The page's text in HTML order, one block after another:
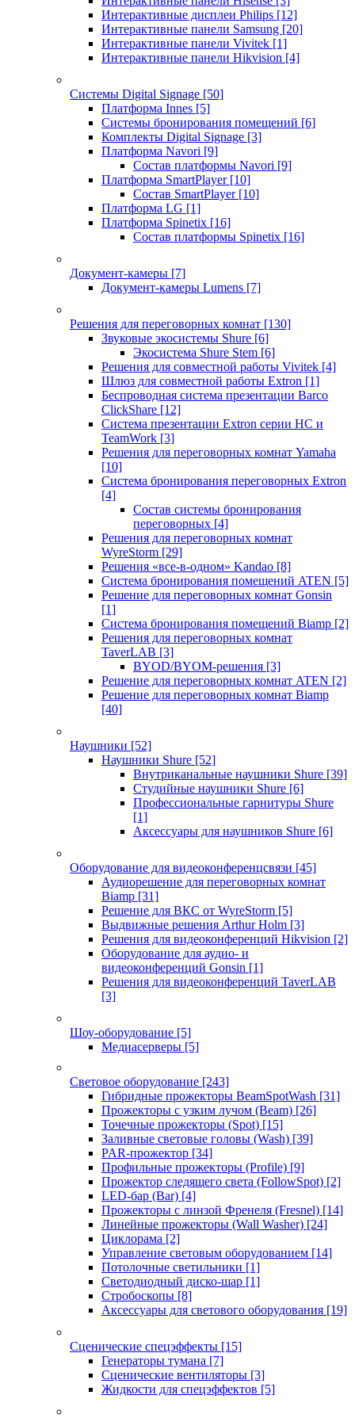
Интерактивные дисплеи Philips [12]
Интерактивные панели Samsung [20]
Интерактивные панели Vivitek [1]
Интерактивные панели Hikvision [4]
Системы Digital Signage [50]
Платформа Innes [5]
Системы бронирования помещений [6]
Комплекты Digital Signage [3]
Платформа Navori [9]
Состав платформы Navori [9]
Платформа SmartPlayer [10]
Состав SmartPlayer [10]
Платформа LG [1]
Платформа Spinetix [16]
Состав платформы Spinetix [16]
Документ-камеры [7]
Документ-камеры Lumens [7]
Решения для переговорных комнат [130]
Звуковые экосистемы Shure [6]
Экосистема Shure Stem [6]
Решения для совместной работы Vivitek [4]
Шлюз для совместной работы Extron [1]
Беспроводная система презентации Barco
ClickShare [12]
Система презентации Extron серии HC и
TeamWork [3]
Решения для переговорных комнат Yamaha
[10]
Система бронирования переговорных Extron
[4]
Состав системы бронирования
переговорных [4]
Решения для переговорных комнат
WyreStorm [29]
Решения «все-в-одном» Kandao [8]
Система бронирования помещений ATEN [5]
Решение для переговорных комнат Gonsin
[1]
Система бронирования помещений Biamp [2]
Решения для переговорных комнат
TaverLAB [3]
BYOD/BYOM-решения [3]
Решение для переговорных комнат ATEN [2]
Решение для переговорных комнат Biamp
[40]
Наушники [52]
Наушники Shure [52]
Внутриканальные наушники Shure [39]
Студийные наушники Shure [6]
Профессиональные гарнитуры Shure
[1]
Аксессуары для наушников Shure [6]
Оборудование для видеоконференцсвязи [45]
Аудиорешение для переговорных комнат
Biamp [31]
Решение для ВКС от WyreStorm [5]
Выдвижные решения Arthur Holm [3]
Решения для видеоконференций Hikvision [2]
Оборудование для аудио- и
видеоконференций Gonsin [1]
Решения для видеоконференций TaverLAB
[3]
Шоу-оборудование [5]
Медиасерверы [5]
Световое оборудование [243]
Гибридные прожекторы BeamSpotWash [31]
Прожекторы с узким лучом (Beam) [26]
Точечные прожекторы (Spot) [15]
Заливные световые головы (Wash) [39]
PAR-прожектор [34]
Профильные прожекторы (Profile) [9]
Прожектор следящего света (FollowSpot) [2]
LED-бар (Bar) [4]
Прожекторы с линзой Френеля (Fresnel) [14]
Линейные прожекторы (Wall Washer) [24]
Циклорама [2]
Управление световым оборудованием [14]
Потолочные светильники [1]
Светодиодный диско-шар [1]
Стробоскопы [8]
Аксессуары для светового оборудования [19]
Сценические спецэффекты [15]
Генераторы тумана [7]
Сценические вентиляторы [3]
Жидкости для спецэффектов [5]